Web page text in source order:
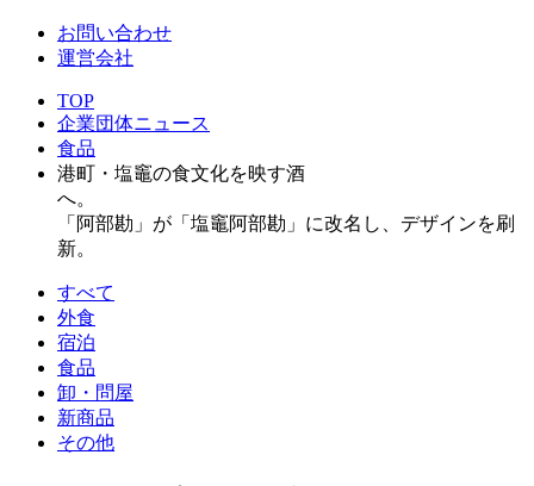
お問い合わせ
運営会社
TOP
企業団体ニュース
食品
港町・塩竈の食文化を映す酒
へ。
「阿部勘」が「塩竈阿部勘」に改名し、デザインを刷
新。
すべて
外食
宿泊
食品
卸・問屋
新商品
その他